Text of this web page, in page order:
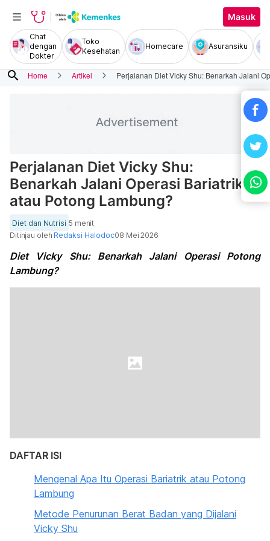
Masuk
Chat
dengan
Dokter
Toko
Kesehatan
Homecare Asuransiku
search Home Artikel Perjalanan Diet Vicky Shu: Benarkah Jalani
Perjalanan Diet Vicky Shu:
Benarkah Jalani Operasi Bariatrik
atau Potong Lambung?
Diet dan Nutrisi 5 menit
Ditinjau oleh Redaksi Halodoc08 Mei 2026
Diet Vicky Shu: Benarkah Jalani Operasi Potong
Lambung?
DAFTAR ISI
Mengenal Apa Itu Operasi Bariatrik atau Potong
Lambung
Metode Penurunan Berat Badan yang Dijalani
Vicky Shu